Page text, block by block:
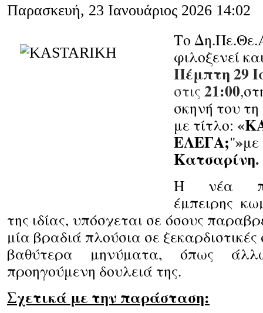
Παρασκευή, 23 Ιανουάριος 2026 14:02
Το
φιλοξενεί
Πέμπτη 29
στις 21:00,
σκηνή του τη
με τίτλο: «
ΕΛΕΓΑ;"»με
Κατσαρίνη.
Η νέα
έμπειρης
της ιδίας, υπόσχεται σε όσους
μία βραδιά πλούσια σε
βαθύτερα μηνύματα, όπως
προηγούμενη δουλειά της.
Σχετικά με την παράσταση: